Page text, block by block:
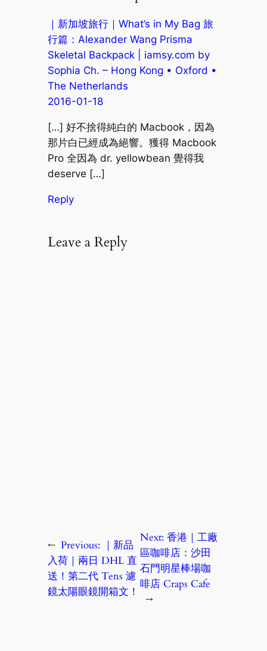
｜新加坡旅行｜What’s in My Bag 旅
行篇：Alexander Wang Prisma
Skeletal Backpack | iamsy.com by
Sophia Ch. – Hong Kong • Oxford •
The Netherlands
2016-01-18
[…] 好不捨得純白的 Macbook，因為
那片白已經成為絕響。獲得 Macbook
Pro 全因為 dr. yellowbean 覺得我
deserve […]
Reply
Leave a Reply
← Previous: ｜新品
入荷｜兩日 DHL 直
送！第二代 Tens 濾
鏡太陽眼鏡開箱文！
Next:香港｜工廠
區咖啡店：沙田
石門明星棒場咖
啡店 Craps Cafe
→